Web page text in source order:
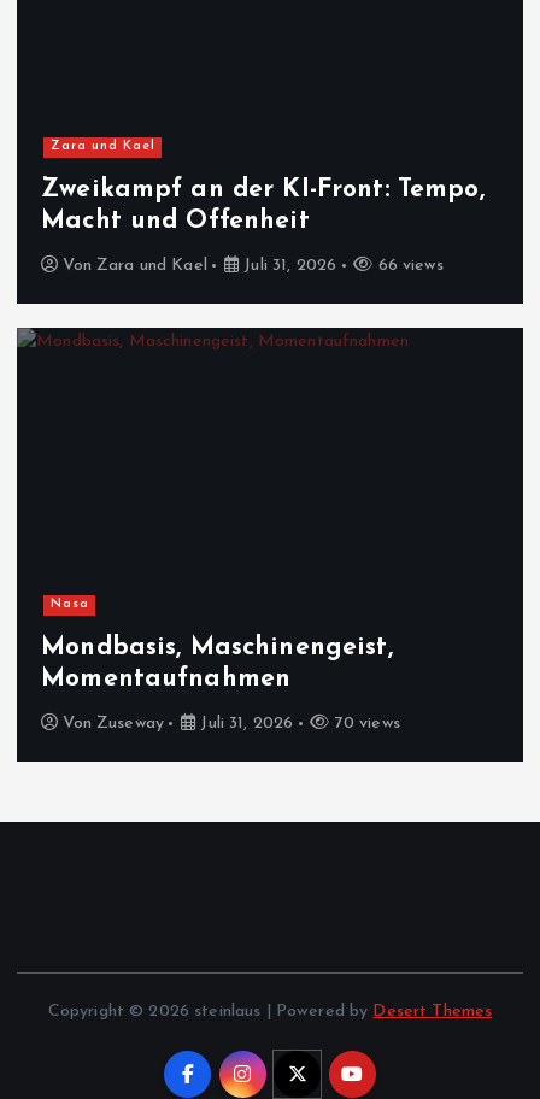
Zara und Kael
Zweikampf an der KI-Front: Tempo,
Macht und Offenheit
Von Zara und Kael Juli 31, 2026 66 views
Nasa
Mondbasis, Maschinengeist,
Momentaufnahmen
Von Zuseway Juli 31, 2026 70 views
Copyright © 2026 steinlaus | Powered by Desert Themes